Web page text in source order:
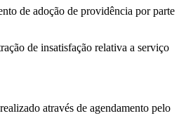
de adoção de providência por parte
de insatisfação relativa a serviço
através de agendamento pelo